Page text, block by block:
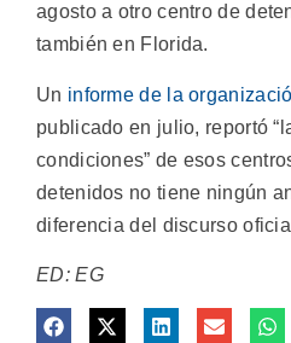
agosto a otro centro de
también en Florida.
Un informe de la
publicado en julio, reportó
condiciones” de esos
detenidos no tiene ningún
diferencia del discurso
ED: EG